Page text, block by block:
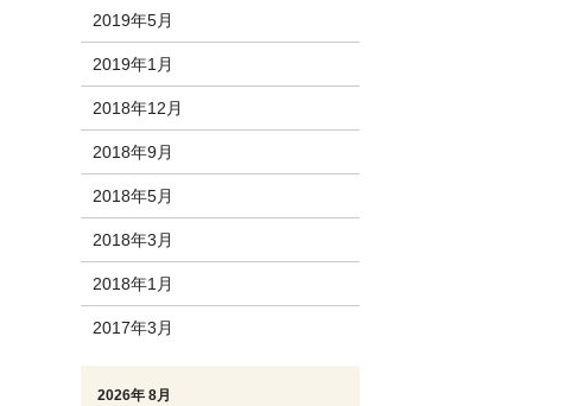
2019年5月
2019年1月
2018年12月
2018年9月
2018年5月
2018年3月
2018年1月
2017年3月
2026年 8月